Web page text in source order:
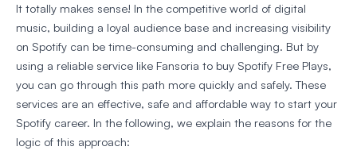
It totally makes sense! In the competitive world of digital
music, building a loyal audience base and increasing visibility
on Spotify can be time-consuming and challenging. But by
using a reliable service like Fansoria to buy Spotify Free Plays,
you can go through this path more quickly and safely. These
services are an effective, safe and affordable way to start your
Spotify career. In the following, we explain the reasons for the
logic of this approach: